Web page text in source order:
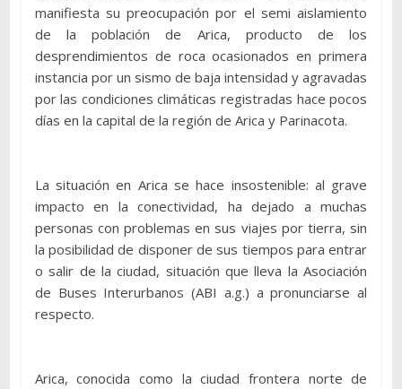
manifiesta su preocupación por el semi aislamiento
de la población de Arica, producto de los
desprendimientos de roca ocasionados en primera
instancia por un sismo de baja intensidad y agravadas
por las condiciones climáticas registradas hace pocos
días en la capital de la región de Arica y Parinacota.
La situación en Arica se hace insostenible: al grave
impacto en la conectividad, ha dejado a muchas
personas con problemas en sus viajes por tierra, sin
la posibilidad de disponer de sus tiempos para entrar
o salir de la ciudad, situación que lleva la Asociación
de Buses Interurbanos (ABI a.g.) a pronunciarse al
respecto.
Arica, conocida como la ciudad frontera norte de